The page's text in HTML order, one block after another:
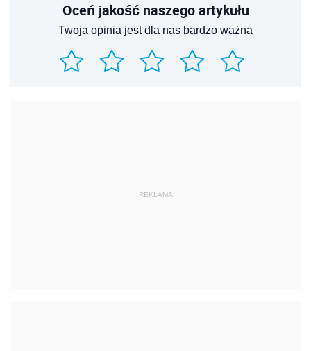
Oceń jakość naszego artykułu
Twoja opinia jest dla nas bardzo ważna
REKLAMA